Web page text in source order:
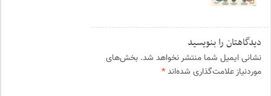
دیدگاهتان را بنویسید
نشانی ایمیل شما منتشر نخواهد شد. بخش‌های
موردنیاز علامت‌گذاری شده‌اند*